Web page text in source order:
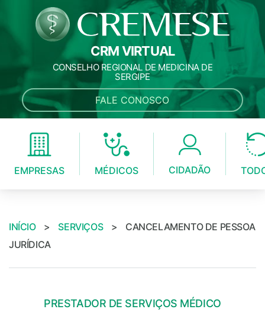
CRM VIRTUAL
CONSELHO REGIONAL DE MEDICINA DE
SERGIPE
FALE CONOSCO
EMPRESAS MÉDICOS CIDADÃO
INÍCIO > SERVIÇOS >
CANCELAMENTO DE PESSOA
JURÍDICA
PRESTADOR DE SERVIÇOS MÉDICO